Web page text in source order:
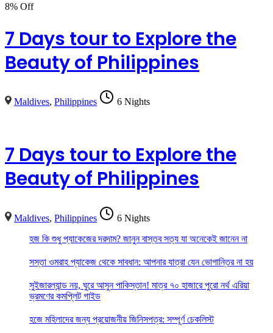
8% Off
7 Days tour to Explore the
Beauty of Philippines
Maldives,Philippines 6 Nights
7 Days tour to Explore the
Beauty of Philippines
Maldives,Philippines
6 Nights
হজ কি শুধু প্যাকেজের দরদাম? জানুন বাস্তব সত্য যা অনেকেই জানেন না
সস্তা ওমরাহ প্যাকেজ থেকে সাবধান: আপনার যাত্রা যেন ভোগান্তির না হয়
সুইজারল্যান্ড নয়, ঘুরে আসুন পাকিস্তান! মাত্র ৭০ হাজারে পুরো নর্থ এরিয়া
ভ্রমণের কমপ্লিট গাইড
হজে মহিলাদের জন্য প্রয়োজনীয় জিনিসপত্র: সম্পূর্ণ চেকলিস্ট